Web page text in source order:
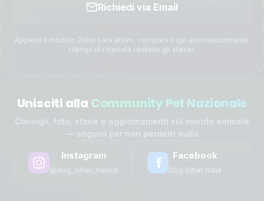
Richiedi via Email
Appena il modulo Zoho sarà attivo, comparirà qui automaticamente.
I tempi di risposta restano gli stessi.
Unisciti alla Community Pet Nazionale
Consigli, foto, storie e aggiornamenti sul mondo animale
— seguici per non perderti nulla
Instagram
@dog_sitter_italia.it
Facebook
Dog Sitter Italia